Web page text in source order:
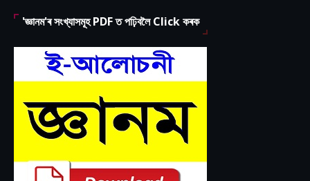
'জ্ঞানম'ৰ সংখ্যাসমূহ PDF ত পঢ়িবলৈ Click কৰক